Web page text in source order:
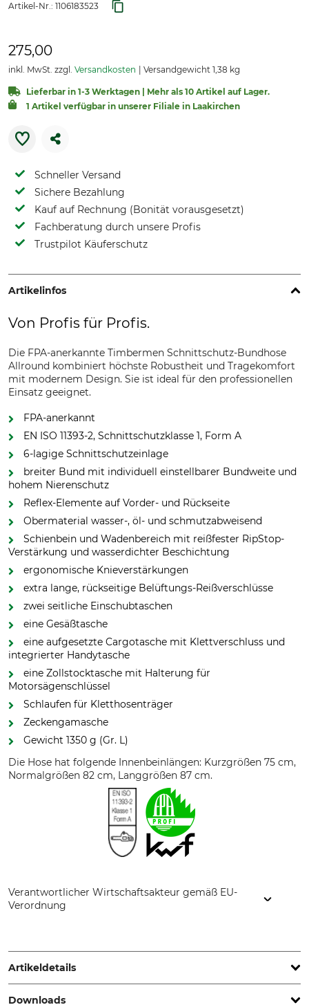
Artikel-Nr.: 1106183523
275,00
inkl. MwSt. zzgl. Versandkosten Versandgewicht 1,38 kg
Lieferbar in 1-3 Werktagen | Mehr als 10 Artikel auf Lager.
1 Artikel verfügbar in unserer Filiale in Laakirchen
Schneller Versand
Sichere Bezahlung
Kauf auf Rechnung (Bonität vorausgesetzt)
Fachberatung durch unsere Profis
Trustpilot Käuferschutz
Artikelinfos
Von Profis für Profis.
Die FPA-anerkannte Timbermen Schnittschutz-Bundhose
Allround kombiniert höchste Robustheit und Tragekomfort
mit modernem Design. Sie ist ideal für den professionellen
Einsatz geeignet.
FPA-anerkannt
EN ISO 11393-2, Schnittschutzklasse 1, Form A
6-lagige Schnittschutzeinlage
breiter Bund mit individuell einstellbarer Bundweite und
hohem Nierenschutz
Reflex-Elemente auf Vorder- und Rückseite
Obermaterial wasser-, öl- und schmutzabweisend
Schienbein und Wadenbereich mit reißfester RipStop-
Verstärkung und wasserdichter Beschichtung
ergonomische Knieverstärkungen
extra lange, rückseitige Belüftungs-Reißverschlüsse
zwei seitliche Einschubtaschen
eine Gesäßtasche
eine aufgesetzte Cargotasche mit Klettverschluss und
integrierter Handytasche
eine Zollstocktasche mit Halterung für
Motorsägenschlüssel
Schlaufen für Kletthosenträger
Zeckengamasche
Gewicht 1350 g (Gr. L)
Die Hose hat folgende Innenbeinlängen: Kurzgrößen 75 cm,
Normalgrößen 82 cm, Langgrößen 87 cm.
Verantwortlicher Wirtschaftsakteur gemäß EU-
Verordnung
www.grube.de
Artikeldetails
Downloads